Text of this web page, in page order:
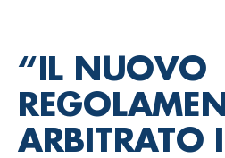
“IL NUOVO
ARBITRATO